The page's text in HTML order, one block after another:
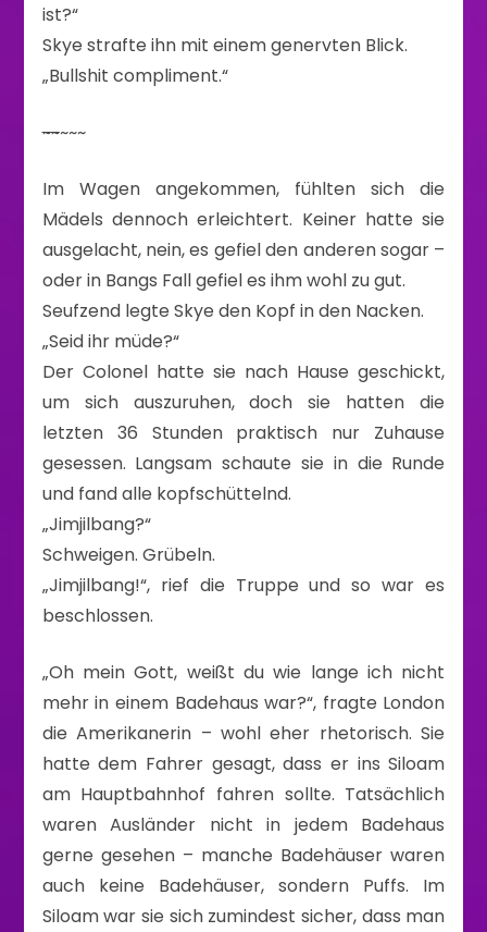
ist?“
Skye strafte ihn mit einem genervten Blick.
„Bullshit compliment.“
~~~~~
Im Wagen angekommen, fühlten sich die
Mädels dennoch erleichtert. Keiner hatte sie
ausgelacht, nein, es gefiel den anderen sogar –
oder in Bangs Fall gefiel es ihm wohl zu gut.
Seufzend legte Skye den Kopf in den Nacken.
„Seid ihr müde?“
Der Colonel hatte sie nach Hause geschickt,
um sich auszuruhen, doch sie hatten die
letzten 36 Stunden praktisch nur Zuhause
gesessen. Langsam schaute sie in die Runde
und fand alle kopfschüttelnd.
„Jimjilbang?“
Schweigen. Grübeln.
„Jimjilbang!“, rief die Truppe und so war es
beschlossen.
„Oh mein Gott, weißt du wie lange ich nicht
mehr in einem Badehaus war?“, fragte London
die Amerikanerin – wohl eher rhetorisch. Sie
hatte dem Fahrer gesagt, dass er ins Siloam
am Hauptbahnhof fahren sollte. Tatsächlich
waren Ausländer nicht in jedem Badehaus
gerne gesehen – manche Badehäuser waren
auch keine Badehäuser, sondern Puffs. Im
Siloam war sie sich zumindest sicher, dass man